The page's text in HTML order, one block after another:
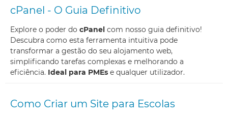
cPanel - O Guia Definitivo
Explore o poder do cPanel com nosso guia definitivo!
Descubra como esta ferramenta intuitiva pode
transformar a gestão do seu alojamento web,
simplificando tarefas complexas e melhorando a
eficiência. Ideal para PMEs e qualquer utilizador.
Como Criar um Site para Escolas